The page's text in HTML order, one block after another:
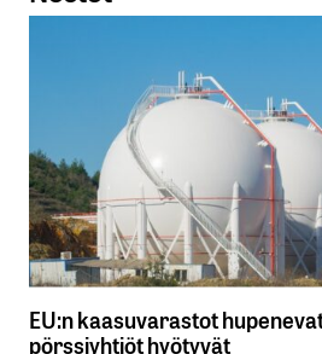
EU:n kaasuvarastot
pörssiyhtiöt hyötyvät